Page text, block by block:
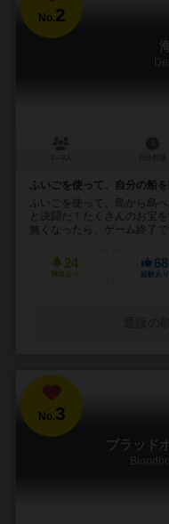
No.2
ふいごを使って、自分の船
ふいごを使って、島から島
と決闘だ！たくさんのお宝
無くなったら、ゲーム終了
24
興味あり
68
経験あり
No.3
ブラッド